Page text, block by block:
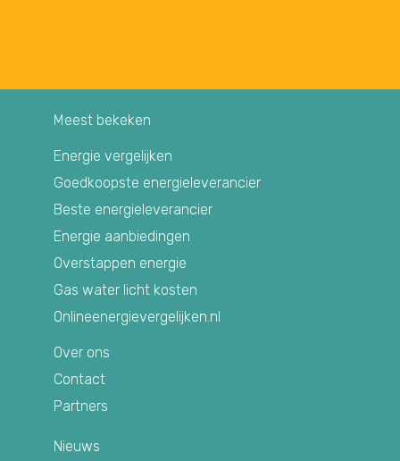
Meest bekeken
Energie vergelijken
Goedkoopste energieleverancier
Beste energieleverancier
Energie aanbiedingen
Overstappen energie
Gas water licht kosten
Onlineenergievergelijken.nl
Over ons
Contact
Partners
Nieuws